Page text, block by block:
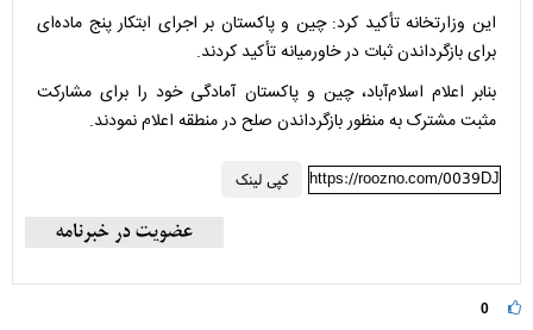
این وزارتخانه تأکید کرد: چین و پاکستان بر اجرای ابتکار پنج ماده‌ای
برای بازگرداندن ثبات در خاورمیانه تأکید کردند.
بنابر اعلام اسلام‌آباد، چین و پاکستان آمادگی خود را برای مشارکت
مثبت مشترک به منظور بازگرداندن صلح در منطقه اعلام نمودند.
کپی لینک https://roozno.com/0039DJ
0